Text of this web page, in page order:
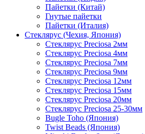
Пайетки (Китай)
Гнутые пайетки
Пайетки (Италия)
Стеклярус (Чехия, Япония)
Стеклярус Preciosa 2мм
Стеклярус Preciosa 4мм
Стеклярус Preciosa 7мм
Стеклярус Preciosa 9мм
Стеклярус Preciosa 12мм
Стеклярус Preciosa 15мм
Стеклярус Preciosa 20мм
Стеклярус Preciosa 25-30мм
Bugle Toho (Япония)
Twist Beads (Япония)